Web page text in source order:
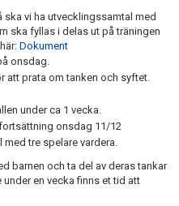
ska vi ha utvecklingssamtal med
ska fyllas i delas ut på träningen
Dokument
onsdag.
att prata om tanken och syftet.
under ca 1 vecka.
onsdag 11/12
tre spelare vardera.
barnen och ta del av deras tankar
en vecka finns et tid att